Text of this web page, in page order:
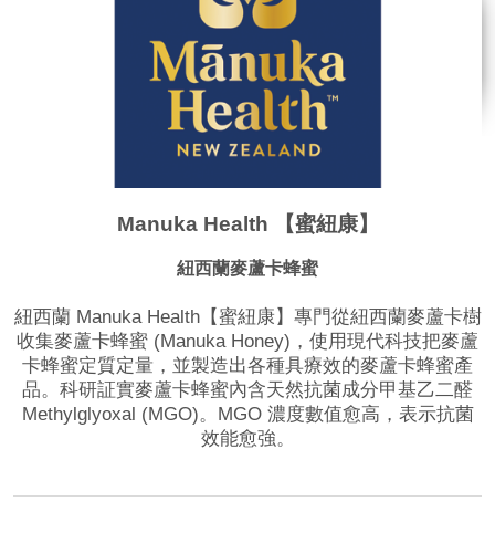
Manuka Health 【蜜紐康】
紐西蘭麥蘆卡蜂蜜
紐西蘭 Manuka Health【蜜紐康】專門從紐西蘭麥蘆卡樹
收集麥蘆卡蜂蜜 (Manuka Honey)，使用現代科技把麥蘆
卡蜂蜜定質定量，並製造出各種具療效的麥蘆卡蜂蜜產
品。科研証實麥蘆卡蜂蜜內含天然抗菌成分甲基乙二醛
Methylglyoxal (MGO)。MGO 濃度數值愈高，表示抗菌
效能愈強。